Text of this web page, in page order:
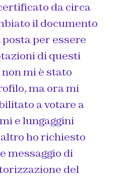
da circa
il documento
per essere
di questi
mi è stato
ma ora mi
a votare a
e lungaggini
ho richiesto
messaggio di
del